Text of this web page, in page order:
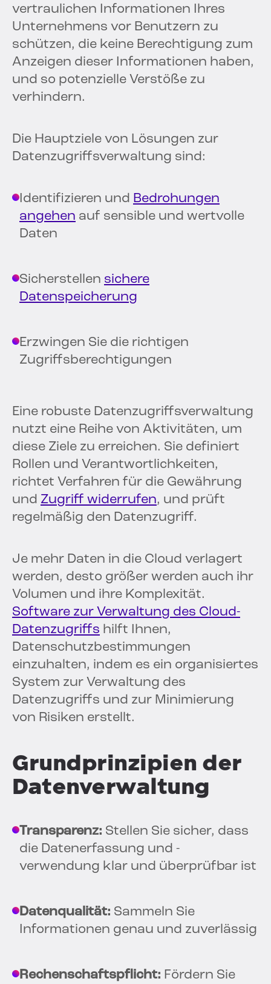
vertraulichen Informationen Ihres
Unternehmens vor Benutzern zu
schützen, die keine Berechtigung zum
Anzeigen dieser Informationen haben,
und so potenzielle Verstöße zu
verhindern.
Die Hauptziele von Lösungen zur
Datenzugriffsverwaltung sind:
Identifizieren und Bedrohungen
angehen auf sensible und wertvolle
Daten
Sicherstellen sichere
Datenspeicherung
Erzwingen Sie die richtigen
Zugriffsberechtigungen
Eine robuste Datenzugriffsverwaltung
nutzt eine Reihe von Aktivitäten, um
diese Ziele zu erreichen. Sie definiert
Rollen und Verantwortlichkeiten,
richtet Verfahren für die Gewährung
und Zugriff widerrufen, und prüft
regelmäßig den Datenzugriff.
Je mehr Daten in die Cloud verlagert
werden, desto größer werden auch ihr
Volumen und ihre Komplexität.
Software zur Verwaltung des Cloud-
Datenzugriffs hilft Ihnen,
Datenschutzbestimmungen
einzuhalten, indem es ein organisiertes
System zur Verwaltung des
Datenzugriffs und zur Minimierung
von Risiken erstellt.
Grundprinzipien der
Datenverwaltung
Transparenz: Stellen Sie sicher, dass
die Datenerfassung und -
verwendung klar und überprüfbar ist
Datenqualität: Sammeln Sie
Informationen genau und zuverlässig
Rechenschaftspflicht: Fördern Sie